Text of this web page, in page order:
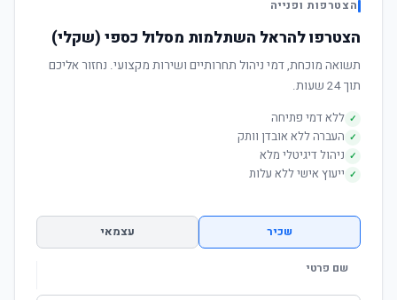
הצטרפות ופנייה
הצטרפו להראל השתלמות מסלול כספי (שקלי)
תשואה מוכחת, דמי ניהול תחרותיים ושירות מקצועי. נחזור אליכם
תוך 24 שעות.
✓ ללא דמי פתיחה
✓ העברה ללא אובדן וותק
✓ ניהול דיגיטלי מלא
✓ ייעוץ אישי ללא עלות
שכיר עצמאי
שם פרטי